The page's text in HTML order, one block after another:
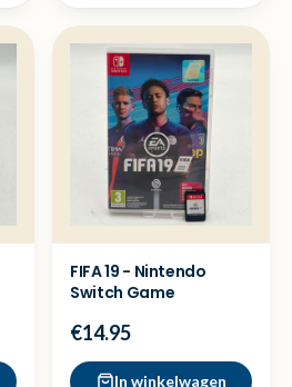
FIFA 19 - Nintendo
Switch Game
€14.95
In winkelwagen